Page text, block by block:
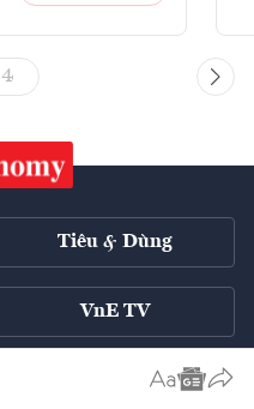
4
Tiêu & Dùng
VnE TV
English ++